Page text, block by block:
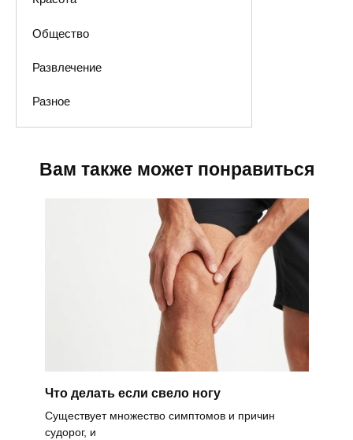
Общество
Развлечение
Разное
Вам также может понравиться
Что делать если свело ногу
Существует множество симптомов и причин
судорог, и